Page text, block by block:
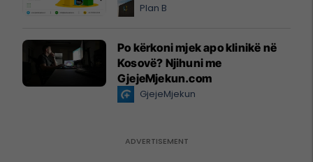
Plan B
Po kërkoni mjek apo klinikë në
Kosovë? Njihuni me
GjejeMjekun.com
GjejeMjekun